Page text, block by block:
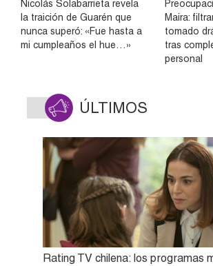
Nicolás Solabarrieta revela
la traición de Guarén que
nunca superó: «Fue hasta a
mi cumpleaños el hue…»
Maira:
tomado
tras
personal
ÚLTIMOS
Rating TV chilena: los programas